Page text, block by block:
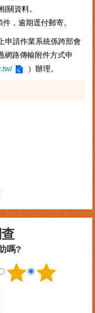
關資料。
，逾期逕付郵寄。
申請作業系統係跨部會
網路傳輸附件方式申
）辦理。
嗎?